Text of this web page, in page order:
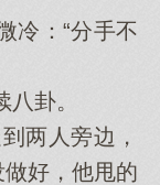
：“分手不
卦。
两人旁边，
好，他甩的